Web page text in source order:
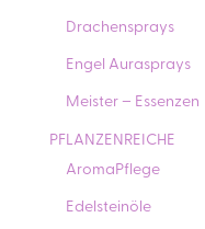
Drachensprays
Engel Aurasprays
Meister – Essenzen
PFLANZENREICHE
AromaPflege
Edelsteinöle